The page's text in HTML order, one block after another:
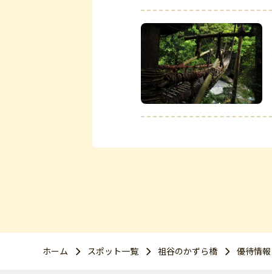
ホーム スポット一覧 祖谷のかずら橋 優待情報